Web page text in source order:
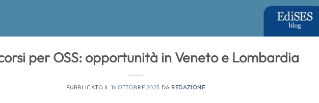
per OSS: opportunità in Veneto e Lombardia
PUBBLICATO IL 16 OTTOBRE 2025 DA REDAZIONE